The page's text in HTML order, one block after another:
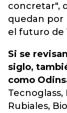
concretar",
quedan por
el futuro de
Si se
siglo,
como
Tecnoglass,
Rubiales,